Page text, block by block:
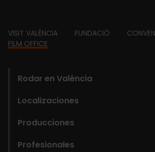
Footer
VISIT VALÈNCIA FUNDACIÓ
FILM OFFICE
Main
navigation
Film
Rodar en València
Localizaciones
Producciones
Profesionales